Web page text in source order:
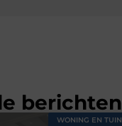
berichten
WONING EN TUIN